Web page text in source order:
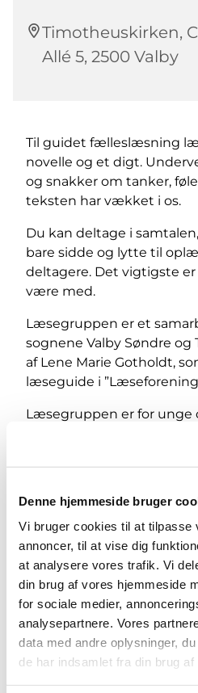
Denne hjemmeside bruger
Vi bruger cookies til at tilpasse
annoncer, til at vise dig
at analysere vores trafik. Vi
din brug af vores hjemmeside
for sociale medier,
analysepartnere. Vores
data med andre oplysninger,
de har indsamlet fra din brug af
Timotheuskirken,
Allé 5, 2500 Valby
Til guidet fælleslæsning
novelle og et digt.
og snakker om tanker,
teksten har vækket i os.
Du kan deltage i
bare sidde og lytte til
deltagere. Det vigtigste
være med.
Læsegruppen er et
sognene Valby Søndre
af Lene Marie Gotholdt,
læseguide i
Læsegruppen er for unge